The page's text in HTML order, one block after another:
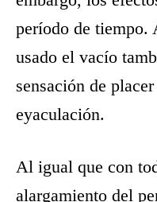
período de tiempo.
usado el vacío
sensación de
eyaculación.
Al igual que con
alargamiento del